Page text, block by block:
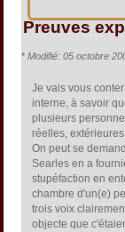
Preuves
* Modifié: 05 octobre
Je vais vous
interne, à savoir
plusieurs
réelles,
On peut se
Searles en a
stupéfaction en
chambre d'un(e)
trois voix
objecte que